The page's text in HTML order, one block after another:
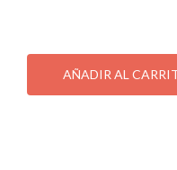
CUADRO
HONDAAÑADIR AL